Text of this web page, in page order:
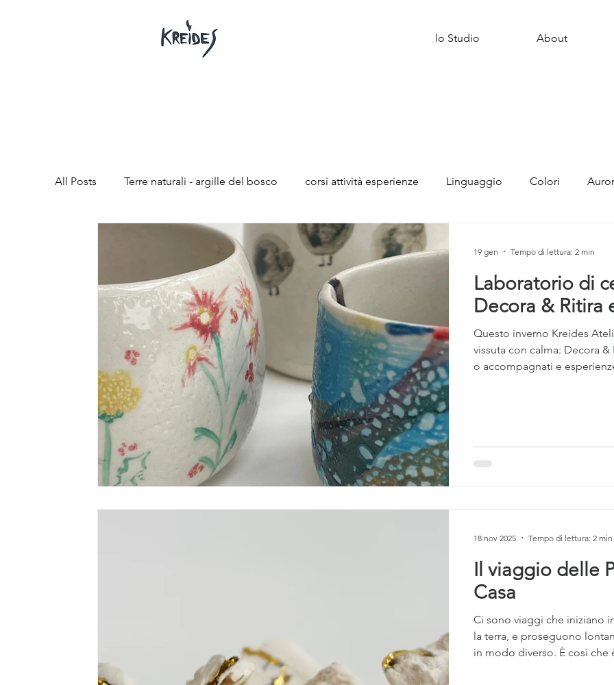
lo Studio About
All Posts Terre naturali - argille del bosco corsi attività esperienze Linguaggio Colori
Laboratorio di
Decora & Ritira
Questo inverno Kreides
vissuta con calma: Decora
o accompagnati e
19 gen Tempo di lettura: 2 min
Il viaggio delle
Casa
Ci sono viaggi che iniziano
la terra, e proseguono
in modo diverso. È così
18 nov 2025 Tempo di lettura: 2 min